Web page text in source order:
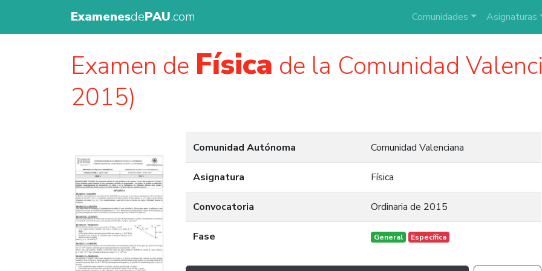
ExamenesdePAU.com Comunidades Asignaturas
Examen de Física de la Comunidad
2015)
Comunidad Autónoma Comunidad Valenciana
Asignatura Física
Convocatoria Ordinaria de 2015
Fase General Específica